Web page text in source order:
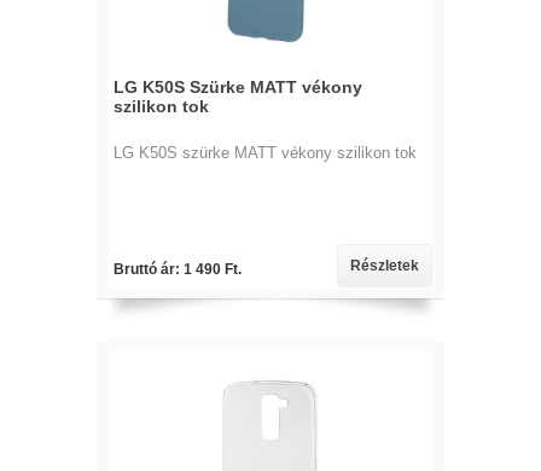
LG K50S Szürke MATT vékony
szilikon tok
LG K50S szürke MATT vékony szilikon tok
Bruttó ár: 1 490 Ft. Részletek